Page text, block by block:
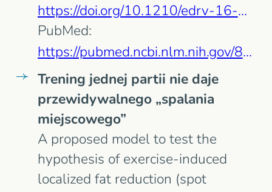
https://doi.org/10.1210/edrv-16-6-716
PubMed:
https://pubmed.ncbi.nlm.nih.gov/8747832/
Trening jednej partii nie daje
przewidywalnego „spalania
miejscowego”
A proposed model to test the
hypothesis of exercise-induced
localized fat reduction (spot